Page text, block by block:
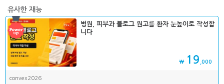
유사한 재능
병원, 피부과 블로그 원고를 환자 눈높이로 작성합
니다
₩ 19 ,000
convex2026